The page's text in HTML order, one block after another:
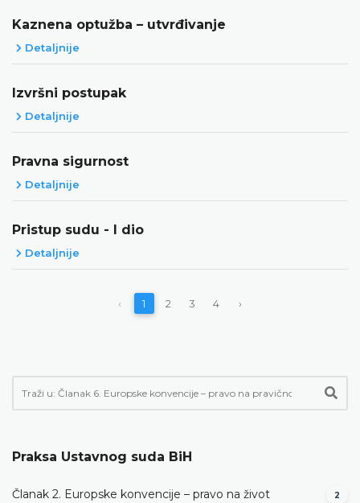
Kaznena optužba – utvrđivanje
Detaljnije
Izvršni postupak
Detaljnije
Pravna sigurnost
Detaljnije
Pristup sudu - I dio
Detaljnije
‹ 1 2 3 4 ›
Praksa Ustavnog suda BiH
Članak 2. Europske konvencije – pravo na život 2